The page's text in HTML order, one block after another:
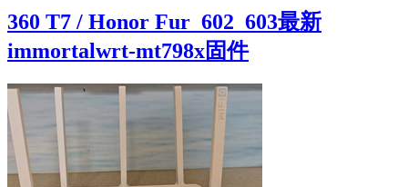
360 T7 / Honor Fur_602_603最新
immortalwrt-mt798x固件